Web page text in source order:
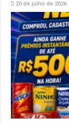
20 de julho de 2026